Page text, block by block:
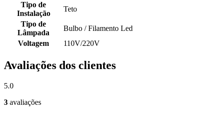
Tipo de
Instalação
Teto
Tipo de
Lâmpada
Bulbo / Filamento Led
Voltagem
110V/220V
Avaliações dos clientes
5.0
3 avaliações